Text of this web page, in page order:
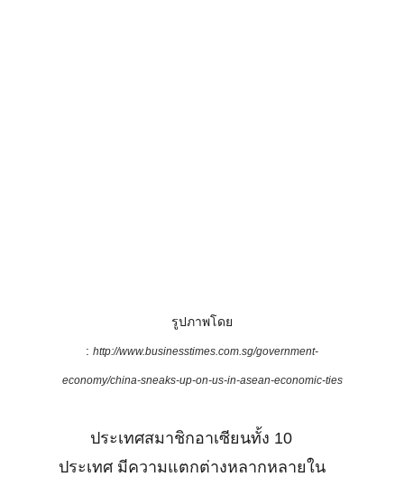
รูปภาพโดย
: http://www.businesstimes.com.sg/government-
economy/china-sneaks-up-on-us-in-asean-economic-ties
ประเทศสมาชิกอาเซียนทั้ง 10
ประเทศ มีความแตกต่างหลากหลายใน